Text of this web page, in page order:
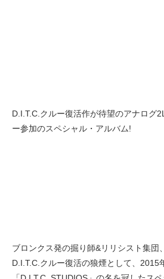
D.I.T.C.クルー復活作が待望のアナログ
ー参加のスペシャル・アルバム!
ブロンクス発の掘り師&リリシスト集団
D.I.T.C.クルー復活の狼煙として、2015